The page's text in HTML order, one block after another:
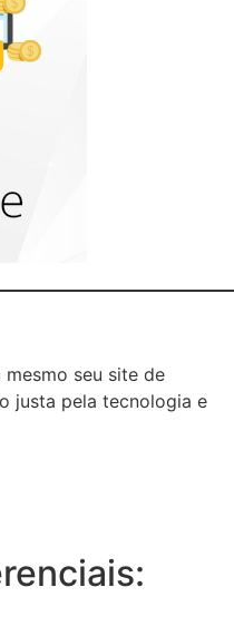
seu site de
justa pela tecnologia e